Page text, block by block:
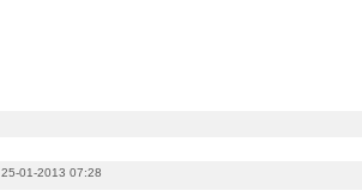
01-2013 07:28